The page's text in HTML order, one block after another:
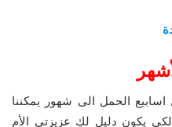
الحمل الى شهور يمكننا
يكون دليل لكِ عزيزتي الأم